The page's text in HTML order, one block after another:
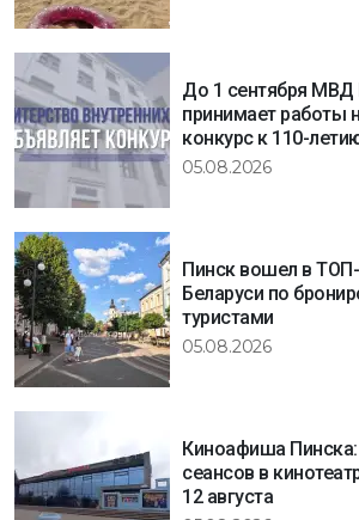
До 1 сентября МВД
принимает работы
конкурс к 110-
05.08.2026
Пинск вошел в
Беларуси по
туристами
05.08.2026
Киноафиша Пинска:
сеансов в
12 августа